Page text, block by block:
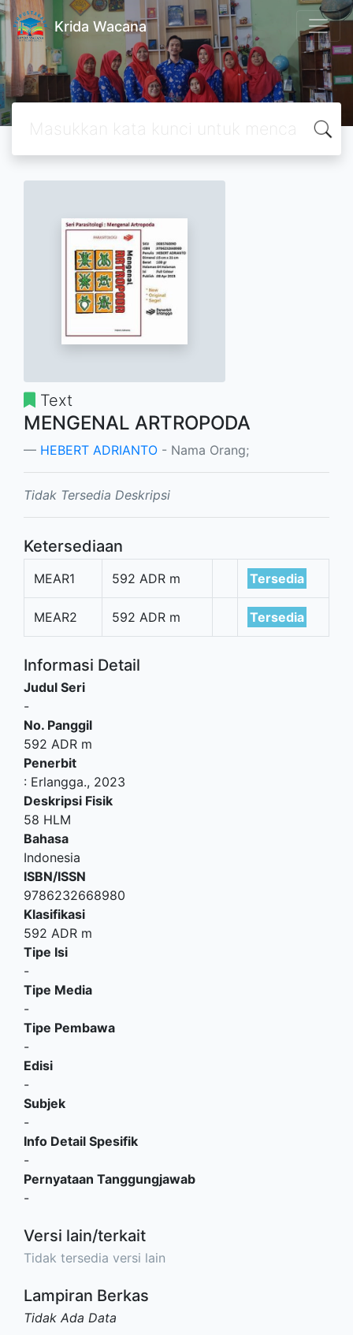
Krida Wacana
Text
MENGENAL ARTROPODA
HEBERT ADRIANTO - Nama Orang;
Tidak Tersedia Deskripsi
Ketersediaan
MEAR1 592 ADR m Tersedia
MEAR2 592 ADR m Tersedia
Informasi Detail
Judul Seri
-
No. Panggil
592 ADR m
Penerbit
: Erlangga., 2023
Deskripsi Fisik
58 HLM
Bahasa
Indonesia
ISBN/ISSN
9786232668980
Klasifikasi
592 ADR m
Tipe Isi
-
Tipe Media
-
Tipe Pembawa
-
Edisi
-
Subjek
-
Info Detail Spesifik
-
Pernyataan Tanggungjawab
-
Versi lain/terkait
Tidak tersedia versi lain
Lampiran Berkas
Tidak Ada Data